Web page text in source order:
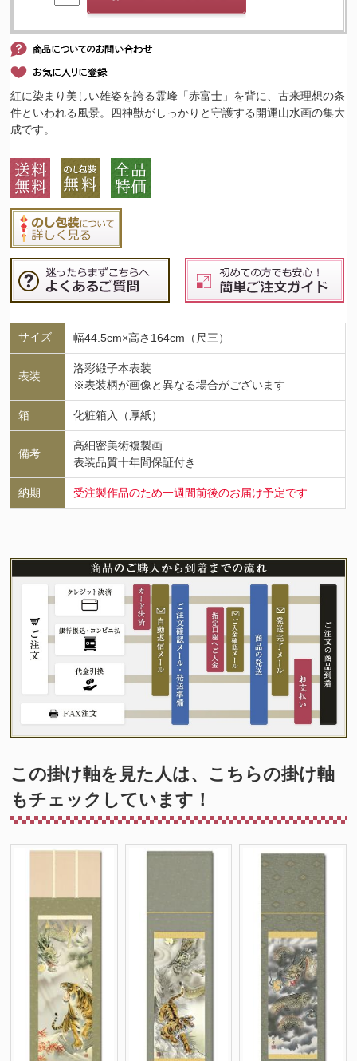
紅に染まり美しい雄姿を誇る霊峰「赤富士」を背に、古来理想の条
件といわれる風景。四神獣がしっかりと守護する開運山水画の集大
成です。
サイズ 幅44.5cm×高さ164cm（尺三）
表装
洛彩緞子本表装
※表装柄が画像と異なる場合がございます
箱 化粧箱入（厚紙）
備考
高細密美術複製画
表装品質十年間保証付き
納期 受注製作品のため一週間前後のお届け予定です
この掛け軸を見た人は、こちらの掛け軸
もチェックしています！